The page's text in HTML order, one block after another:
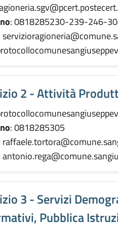
: 0818285230-239-246-
2 - Attività
: 0818285305
3 - Servizi
Pubblica